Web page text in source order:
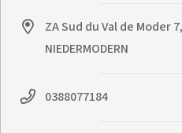
ZA Sud du Val de Moder
NIEDERMODERN
0388077184